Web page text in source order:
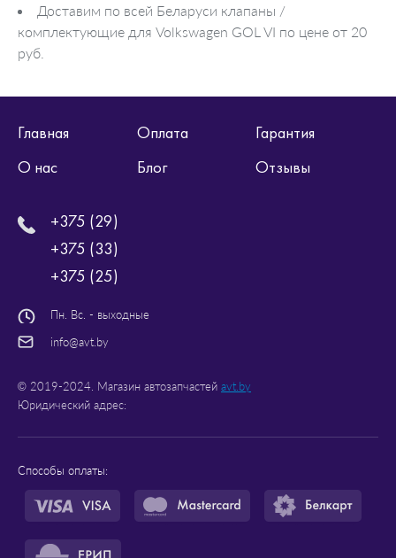
Доставим по всей Беларуси клапаны /
комплектующие для Volkswagen GOL VI по цене от 20
руб.
Главная Оплата
Гарантия
О нас
Блог Отзывы
+375 (29)
+375 (33)
+375 (25)
Пн. Вс. - выходные
info@avt.by
© 2019-2024. Магазин автозапчастей avt.by
Юридический адрес:
Способы оплаты: